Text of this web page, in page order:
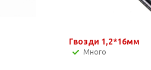
Гвозди 1,2*16мм
Много